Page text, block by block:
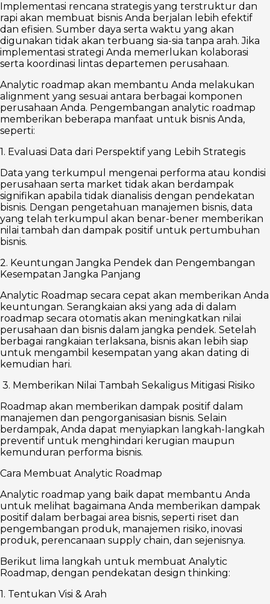
Implementasi rencana strategis yang terstruktur dan
rapi akan membuat bisnis Anda berjalan lebih efektif
dan efisien. Sumber daya serta waktu yang akan
digunakan tidak akan terbuang sia-sia tanpa arah. Jika
implementasi strategi Anda memerlukan kolaborasi
serta koordinasi lintas departemen perusahaan.
Analytic roadmap akan membantu Anda melakukan
alignment yang sesuai antara berbagai komponen
perusahaan Anda. Pengembangan analytic roadmap
memberikan beberapa manfaat untuk bisnis Anda,
seperti:
1. Evaluasi Data dari Perspektif yang Lebih Strategis
Data yang terkumpul mengenai performa atau kondisi
perusahaan serta market tidak akan berdampak
signifikan apabila tidak dianalisis dengan pendekatan
bisnis. Dengan pengetahuan manajemen bisnis, data
yang telah terkumpul akan benar-bener memberikan
nilai tambah dan dampak positif untuk pertumbuhan
bisnis.
2. Keuntungan Jangka Pendek dan Pengembangan
Kesempatan Jangka Panjang
Analytic Roadmap secara cepat akan memberikan Anda
keuntungan. Serangkaian aksi yang ada di dalam
roadmap secara otomatis akan meningkatkan nilai
perusahaan dan bisnis dalam jangka pendek. Setelah
berbagai rangkaian terlaksana, bisnis akan lebih siap
untuk mengambil kesempatan yang akan dating di
kemudian hari.
3. Memberikan Nilai Tambah Sekaligus Mitigasi Risiko
Roadmap akan memberikan dampak positif dalam
manajemen dan pengorganisasian bisnis. Selain
berdampak, Anda dapat menyiapkan langkah-langkah
preventif untuk menghindari kerugian maupun
kemunduran performa bisnis.
Cara Membuat Analytic Roadmap
Analytic roadmap yang baik dapat membantu Anda
untuk melihat bagaimana Anda memberikan dampak
positif dalam berbagai area bisnis, seperti riset dan
pengembangan produk, manajemen risiko, inovasi
produk, perencanaan supply chain, dan sejenisnya.
Berikut lima langkah untuk membuat Analytic
Roadmap, dengan pendekatan design thinking:
1. Tentukan Visi & Arah